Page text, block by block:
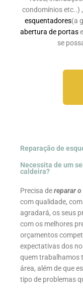
condomínios etc..)
esquentadores(a
abertura de portas
se
Reparação de
Necessita de um
caldeira?
Precisa dereparar
com qualidade,
agradará, os seus
com os melhores
orçamentos
expectativas dos
quem trabalhamos
área, além de que
tipo de problemas